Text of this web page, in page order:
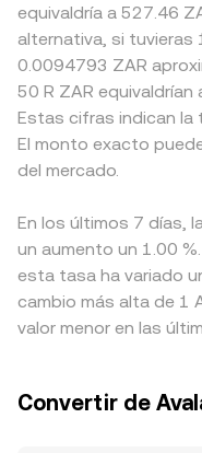
equivaldría a 527.46
alternativa, si tuvieras
0.0094793 ZAR
50 R ZAR
Estas cifras indican la
El monto exacto
del mercado.
En los últimos 7 días,
un aumento un 1.00
esta tasa ha variado
cambio más alta de 1
valor menor en las
Convertir de